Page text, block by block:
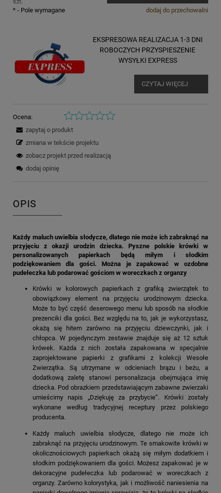
dodaj do przechowalni
* - Pole wymagane
EKSPRESOWA REALIZACJA 1-3 DNI
ROBOCZYCH PRZYSPIESZENIE
WYSYŁKI EXPRESS
CZYTAJ WIĘCEJ
Ocena:
zapytaj o produkt
zmiana w tekście projektu
zobacz projekt przed realizacją
dodaj opinię
OPIS
Każdy maluch uwielbia słodycze, dlatego nie może ich zabraknąć na
przyjęciu z okazji urodzin dziecka. Pyszne polskie krówki w
personalizowanych papierkach będą miłym i słodkim
podziękowaniem dla gości. Można je zapakować w ozdobne
pudełeczka lub podarować gościom w woreczkach z organzy
Krówki w kolorowych papierkach z grafiką zwierzątek to
obowiązkowy element na przyjęciu urodzinowym dziecka.
Może to być część deserowego menu lub sposób na słodkie
prezenciki dla gości. Bez względu na to, jak je wykorzystasz,
okażą się hitem zarówno na przyjęciu dziewczynki, jak i
chłopca. W pojedynczym zestawie znajduje się aż 12 sztuk
krówek. Każda z nich została zapakowana w specjalnie
zaprojektowane papierki z grafikami z kolekcji Wesołe
Zwierzątka. Są utrzymane w odcieniach brązu i beżu, a
dodatkową zaletę stanowi personalizacja obejmująca imię
dziecka. Pod obrazkiem przedstawiającym zabawne zwierzaki
umieścimy napis „Dziękuję za przybycie”. Krówki zostały
wykonane według tradycyjnej receptury przez polskiego
producenta.
Każdy maluch uwielbia słodycze, dlatego nie może ich
zabraknąć na przyjęciu urodzinowym. Te smakowite krówki w
okolicznościowych papierkach okażą się miłym dodatkiem i
słodkim podziękowaniem dla gości. Możesz zapakować je w
dekoracyjne pudełeczka lub podarować w woreczkach z
organzy. Zarówno kolorystyka, jak i możliwość naniesienia na